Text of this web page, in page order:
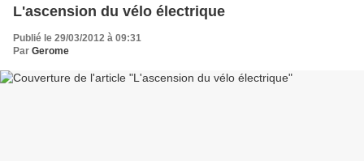
L'ascension du vélo électrique
Publié le 29/03/2012 à 09:31
Par Gerome